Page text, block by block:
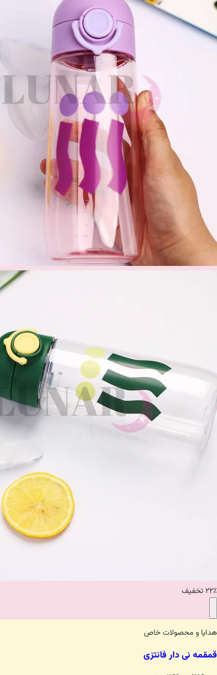
۲۲٪ تخفیف
هدایا و محصولات خاص
قمقمه نی دار فانتزی